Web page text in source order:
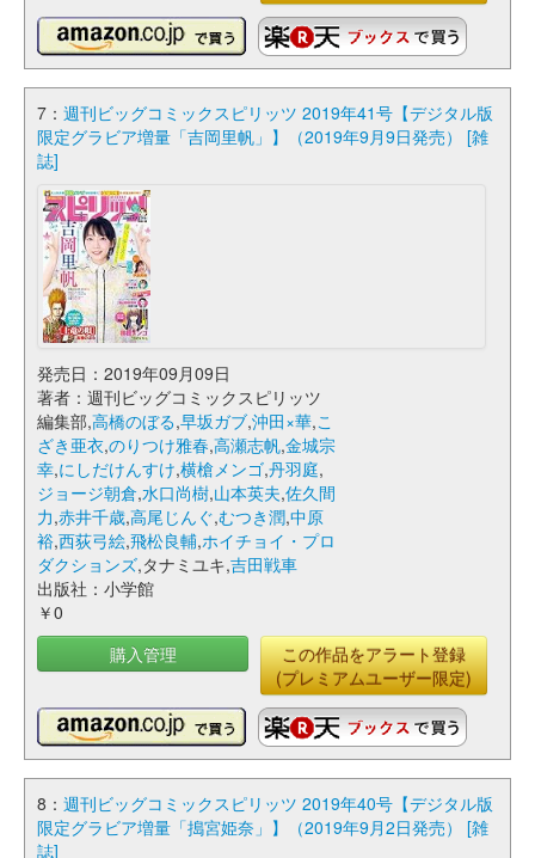
7： 週刊ビッグコミックスピリッツ 2019年41号【デジタル版
限定グラビア増量「吉岡里帆」】（2019年9月9日発売） [雑
誌]
発売日：2019年09月09日
著者：週刊ビッグコミックスピリッツ
編集部,高橋のぼる,早坂ガブ,沖田×華,こ
ざき亜衣,のりつけ雅春,高瀬志帆,金城宗
幸,にしだけんすけ,横槍メンゴ,丹羽庭,
ジョージ朝倉,水口尚樹,山本英夫,佐久間
力,赤井千歳,高尾じんぐ,むつき潤,中原
裕,西荻弓絵,飛松良輔,ホイチョイ・プロ
ダクションズ,タナミユキ,吉田戦車
出版社：小学館
￥0
購入管理
この作品をアラート登録
(プレミアムユーザー限定)
8： 週刊ビッグコミックスピリッツ 2019年40号【デジタル版
限定グラビア増量「搗宮姫奈」】（2019年9月2日発売） [雑
誌]